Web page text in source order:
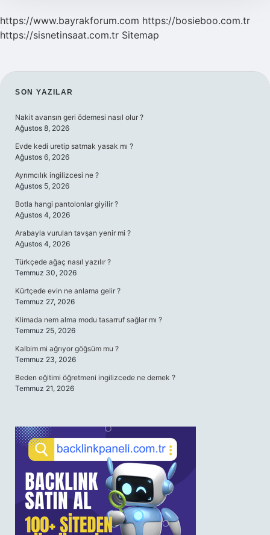
https://www.bayrakforum.com https://bosieboo.com.tr
https://sisnetinsaat.com.tr Sitemap
SIDEBAR
SON YAZILAR
Nakit avansın geri ödemesi nasıl olur ?
Ağustos 8, 2026
Evde kedi uretip satmak yasak mı ?
Ağustos 6, 2026
Ayrımcılık ingilizcesi ne ?
Ağustos 5, 2026
Botla hangi pantolonlar giyilir ?
Ağustos 4, 2026
Arabayla vurulan tavşan yenir mi ?
Ağustos 4, 2026
Türkçede ağaç nasıl yazılır ?
Temmuz 30, 2026
Kürtçede evin ne anlama gelir ?
Temmuz 27, 2026
Klimada nem alma modu tasarruf sağlar mı ?
Temmuz 25, 2026
Kalbim mi ağrıyor göğsüm mu ?
Temmuz 23, 2026
Beden eğitimi öğretmeni ingilizcede ne demek ?
Temmuz 21, 2026